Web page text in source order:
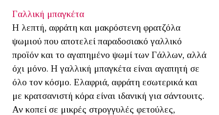
Γαλλική μπαγκέτα
Η λεπτή, αφράτη και μακρόστενη φρατζόλα
ψωμιού που αποτελεί παραδοσιακό γαλλικό
προϊόν και το αγαπημένο ψωμί των Γάλλων, αλλά
όχι μόνο. Η γαλλική μπαγκέτα είναι αγαπητή σε
όλο τον κόσμο. Ελαφριά, αφράτη εσωτερικά και
με κρατσανιστή κόρα είναι ιδανική για σάντουιτς.
Αν κοπεί σε μικρές στρογγυλές φετούλες,